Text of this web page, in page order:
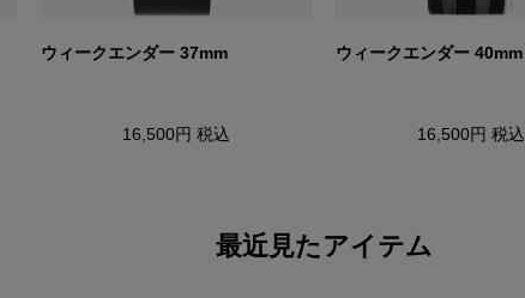
ウィークエンダー 37mm
16,500円 税込
ウィークエンダー 40mm
16,500円 税込
最近見たアイテム